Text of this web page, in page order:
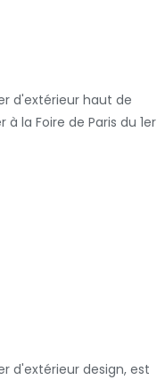
d'extérieur haut de
la Foire de Paris du 1er
d'extérieur design, est